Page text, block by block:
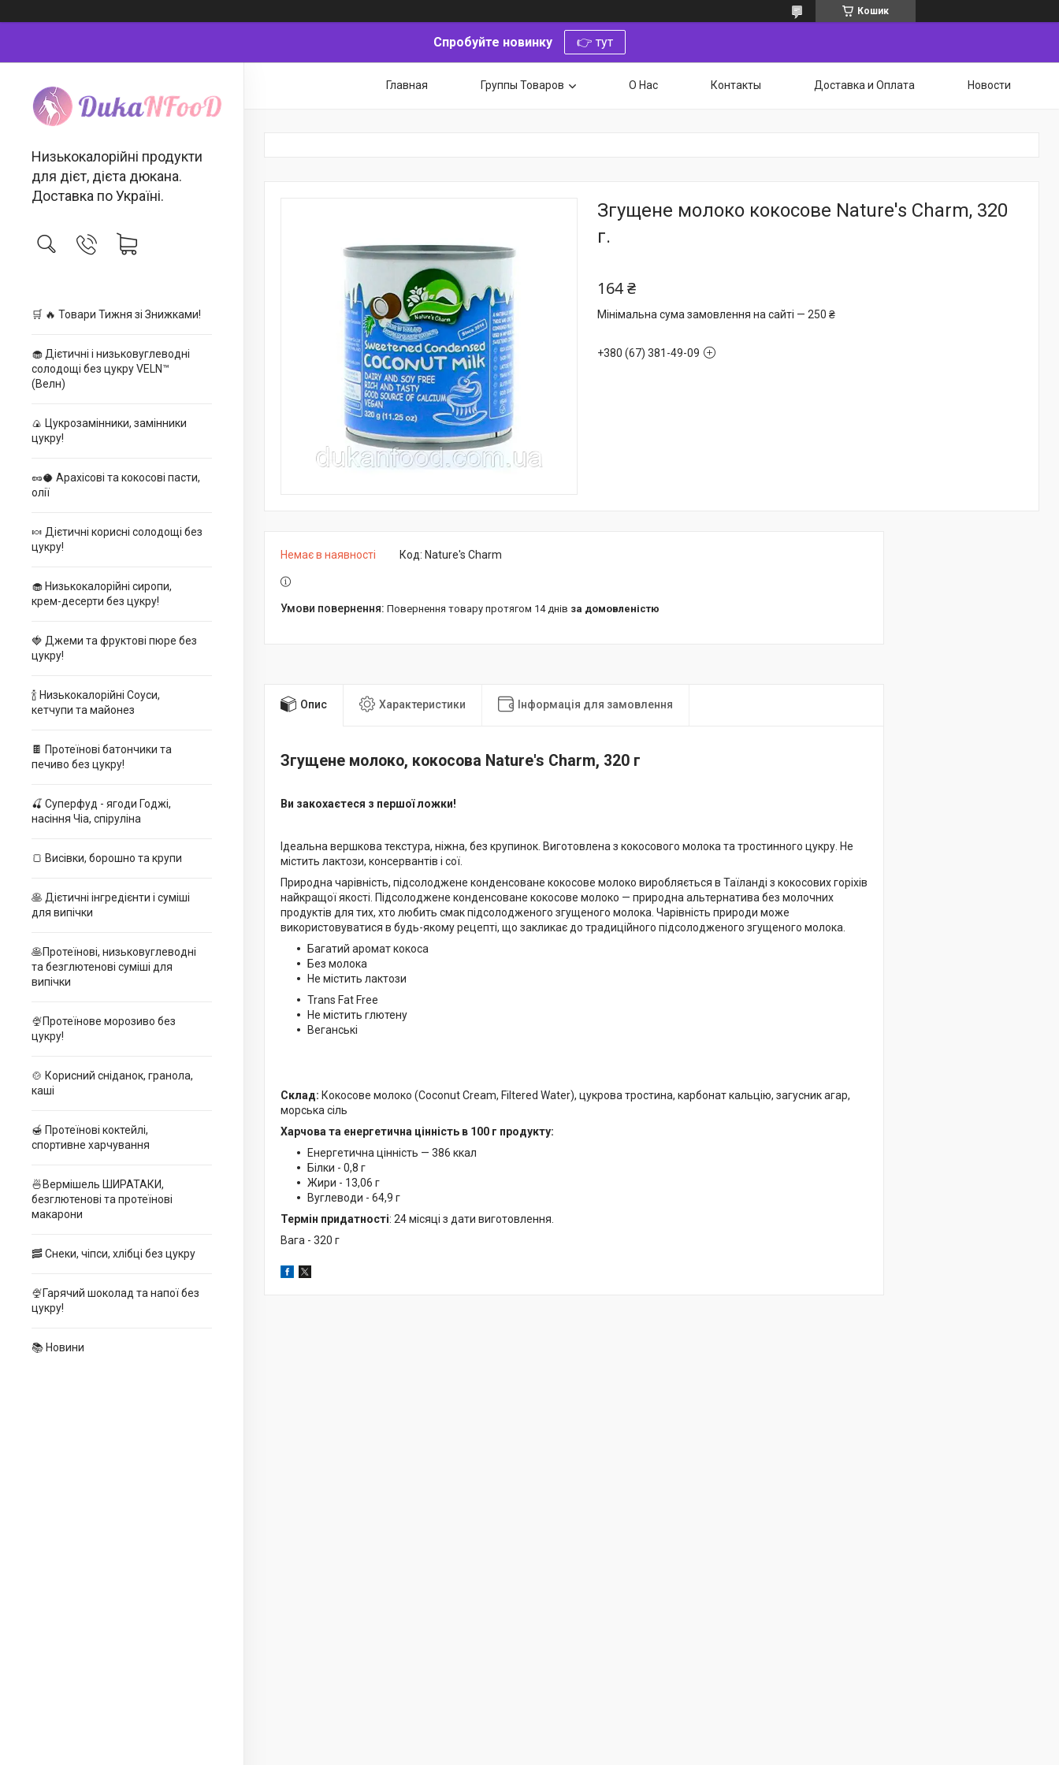
Кошик
Спробуйте новинку 👉 тут
Низькокалорійні продукти
для дієт, дієта дюкана.
Доставка по Україні.
🛒 🔥 Товари Тижня зі Знижками!
🧁 Дієтичні і низьковуглеводні
солодощі без цукру VELN™
(Велн)
🍙 Цукрозамінники, замінники
цукру!
🥜🥥 Арахісові та кокосові пасти,
олії
🍬 Дієтичні корисні солодощі без
цукру!
🧁 Низькокалорійні сиропи,
крем-десерти без цукру!
🍓 Джеми та фруктові пюре без
цукру!
🍾 Низькокалорійні Соуси,
кетчупи та майонез
🍫 Протеїнові батончики та
печиво без цукру!
🍒 Суперфуд - ягоди Годжі,
насіння Чіа, спіруліна
🍞 Висівки, борошно та крупи
🥞 Дієтичні інгредієнти і суміші
для випічки
🥞Протеїнові, низьковуглеводні
та безглютенові суміші для
випічки
🍨Протеїнове морозиво без
цукру!
🍲 Корисний сніданок, гранола,
каші
🍯 Протеїнові коктейлі,
спортивне харчування
🍜Вермішель ШИРАТАКИ,
безглютенові та протеїнові
макарони
🥓 Снеки, чіпси, хлібці без цукру
🍨Гарячий шоколад та напої без
цукру!
📚 Новини
Главная Группы Товаров О Нас Контакты Доставка и Оплата Новости
Згущене молоко кокосове Nature's Charm, 320
г.
164 ₴
Мінімальна сума замовлення на сайті — 250 ₴
+380 (67) 381-49-09
Немає в наявності Код: Nature's Charm
повернення товару протягом 14 днів за домовленістю
Опис Характеристики Інформація для замовлення
Згущене молоко, кокосова Nature's Charm, 320 г
Ви закохаєтеся з першої ложки!
Ідеальна вершкова текстура, ніжна, без крупинок. Виготовлена з кокосового молока та тростинного цукру. Не
містить лактози, консервантів і сої.
Природна чарівність, підсолоджене конденсоване кокосове молоко виробляється в Таїланді з кокосових горіхів
найкращої якості. Підсолоджене конденсоване кокосове молоко — природна альтернатива без молочних
продуктів для тих, хто любить смак підсолодженого згущеного молока. Чарівність природи може
використовуватися в будь-якому рецепті, що закликає до традиційного підсолодженого згущеного молока.
Багатий аромат кокоса
Без молока
Не містить лактози
Trans Fat Free
Не містить глютену
Веганські
Склад: Кокосове молоко (Coconut Cream, Filtered Water), цукрова тростина, карбонат кальцію, загусник агар,
морська сіль
Харчова та енергетична цінність в 100 г продукту:
Енергетична цінність — 386 ккал
Білки - 0,8 г
Жири - 13,06 г
Вуглеводи - 64,9 г
Термін придатності: 24 місяці з дати виготовлення.
Вага - 320 г